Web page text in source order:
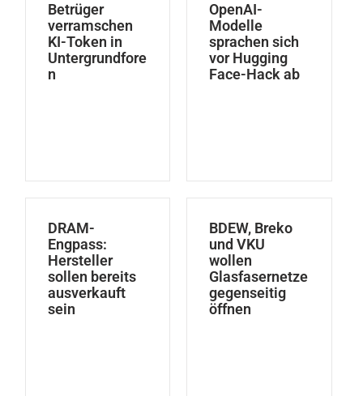
Betrüger
verramschen
KI-Token in
Untergrundfore
n
OpenAI-
Modelle
sprachen sich
vor Hugging
Face-Hack ab
DRAM-
Engpass:
Hersteller
sollen bereits
ausverkauft
sein
BDEW, Breko
und VKU
wollen
Glasfasernetze
gegenseitig
öffnen